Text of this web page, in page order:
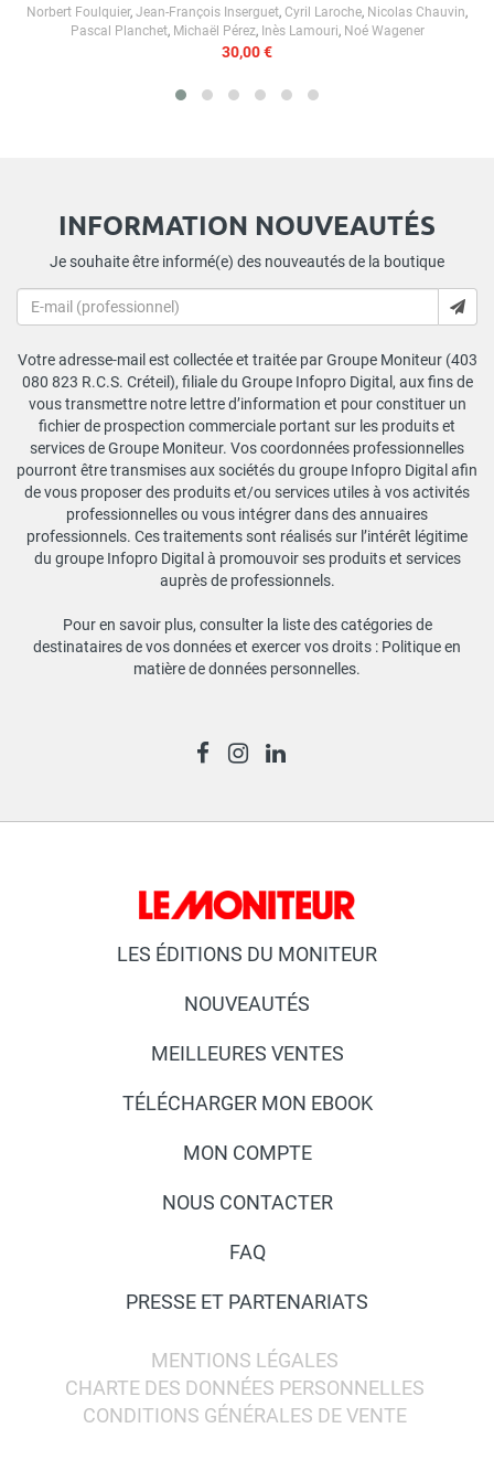
Norbert Foulquier, Jean-François Inserguet, Cyril Laroche, Nicolas Chauvin,
Pascal Planchet, Michaël Pérez, Inès Lamouri, Noé Wagener
30,00 €
INFORMATION NOUVEAUTÉS
Je souhaite être informé(e) des nouveautés de la boutique
Votre adresse-mail est collectée et traitée par Groupe Moniteur (403
080 823 R.C.S. Créteil), filiale du Groupe Infopro Digital, aux fins de
vous transmettre notre lettre d’information et pour constituer un
fichier de prospection commerciale portant sur les produits et
services de Groupe Moniteur. Vos coordonnées professionnelles
pourront être transmises aux sociétés du groupe Infopro Digital afin
de vous proposer des produits et/ou services utiles à vos activités
professionnelles ou vous intégrer dans des annuaires
professionnels. Ces traitements sont réalisés sur l’intérêt légitime
du groupe Infopro Digital à promouvoir ses produits et services
auprès de professionnels.
Pour en savoir plus, consulter la liste des catégories de
destinataires de vos données et exercer vos droits : Politique en
matière de données personnelles.
LES ÉDITIONS DU MONITEUR
NOUVEAUTÉS
MEILLEURES VENTES
TÉLÉCHARGER MON EBOOK
MON COMPTE
NOUS CONTACTER
FAQ
PRESSE ET PARTENARIATS
MENTIONS LÉGALES
CHARTE DES DONNÉES PERSONNELLES
CONDITIONS GÉNÉRALES DE VENTE